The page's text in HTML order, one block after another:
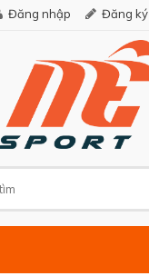
Đăng nhập Đăng ký